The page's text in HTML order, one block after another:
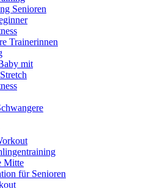
Senioren
Trainerinnen
mit
Mitte
für Senioren